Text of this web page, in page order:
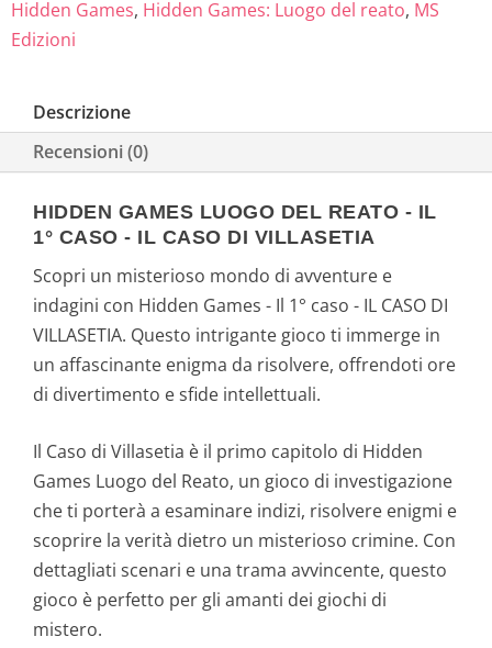
Hidden Games, Hidden Games: Luogo del reato, MS
Edizioni
Descrizione
Recensioni (0)
HIDDEN GAMES LUOGO DEL REATO - IL
1° CASO - IL CASO DI VILLASETIA
Scopri un misterioso mondo di avventure e
indagini con Hidden Games - Il 1° caso - IL CASO DI
VILLASETIA. Questo intrigante gioco ti immerge in
un affascinante enigma da risolvere, offrendoti ore
di divertimento e sfide intellettuali.
Il Caso di Villasetia è il primo capitolo di Hidden
Games Luogo del Reato, un gioco di investigazione
che ti porterà a esaminare indizi, risolvere enigmi e
scoprire la verità dietro un misterioso crimine. Con
dettagliati scenari e una trama avvincente, questo
gioco è perfetto per gli amanti dei giochi di
mistero.